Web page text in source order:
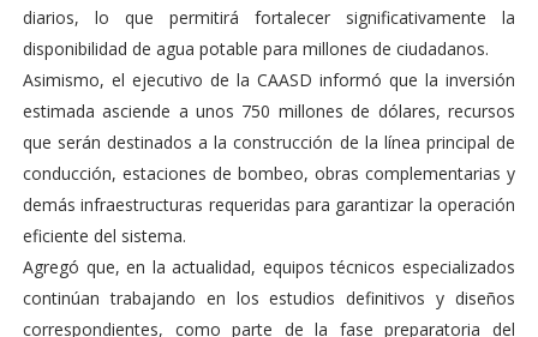
diarios, lo que permitirá fortalecer significativamente la
disponibilidad de agua potable para millones de ciudadanos.
Asimismo, el ejecutivo de la CAASD informó que la inversión
estimada asciende a unos 750 millones de dólares, recursos
que serán destinados a la construcción de la línea principal de
conducción, estaciones de bombeo, obras complementarias y
demás infraestructuras requeridas para garantizar la operación
eficiente del sistema.
Agregó que, en la actualidad, equipos técnicos especializados
continúan trabajando en los estudios definitivos y diseños
correspondientes, como parte de la fase preparatoria del